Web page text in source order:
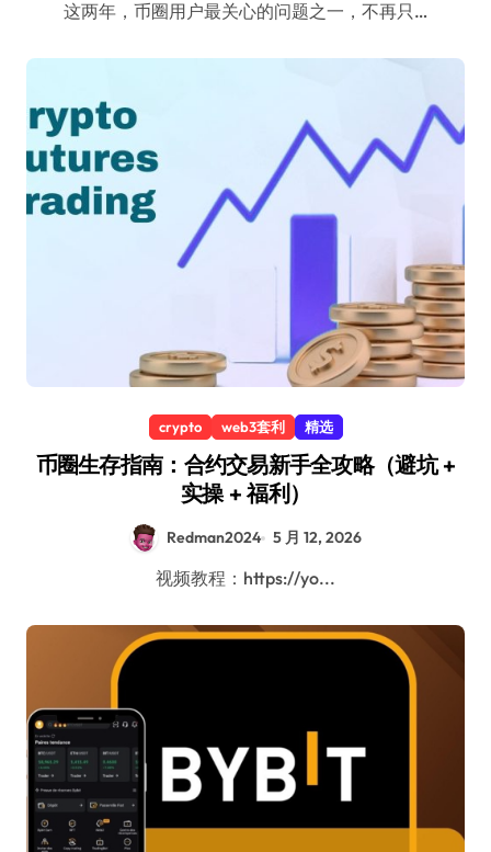
这两年，币圈用户最关心的问题之一，不再只…
crypto web3套利 精选
币圈生存指南：合约交易新手全攻略（避坑 +
实操 + 福利）
Redman2024 5 月 12, 2026
视频教程：https://yo...